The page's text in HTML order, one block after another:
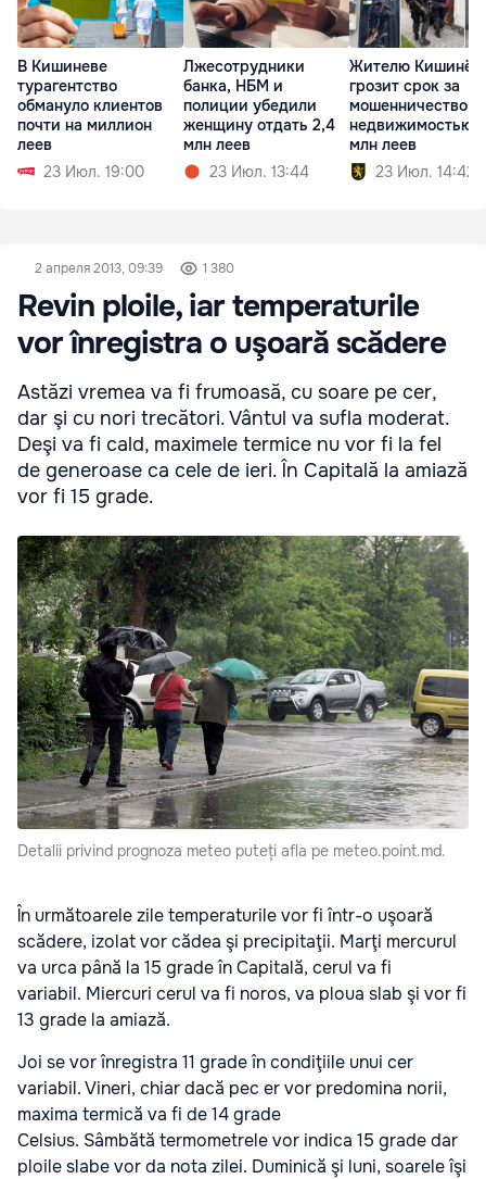
В Кишиневе
турагентство
обмануло клиентов
почти на миллион
леев
23 Июл. 19:00
Лжесотрудники
банка, НБМ и
полиции убедили
женщину отдать 2,4
млн леев
23 Июл. 13:44
Жителю
грозит срок за
мошенничество с
недвижимостью
млн леев
23 Июл. 14:42
2 апреля 2013, 09:39 1 380
Revin ploile, iar temperaturile
vor înregistra o uşoară scădere
Astăzi vremea va fi frumoasă, cu soare pe cer,
dar şi cu nori trecători. Vântul va sufla moderat.
Deşi va fi cald, maximele termice nu vor fi la fel
de generoase ca cele de ieri. În Capitală la amiază
vor fi 15 grade.
Detalii privind prognoza meteo puteți afla pe meteo.point.md.
În următoarele zile temperaturile vor fi într-o uşoară
scădere, izolat vor cădea şi precipitaţii. Marţi mercurul
va urca până la 15 grade în Capitală, cerul va fi
variabil. Miercuri cerul va fi noros, va ploua slab şi vor fi
13 grade la amiază.
Joi se vor înregistra 11 grade în condiţiile unui cer
variabil. Vineri, chiar dacă pec er vor predomina norii,
maxima termică va fi de 14 grade
Celsius. Sâmbătă termometrele vor indica 15 grade dar
ploile slabe vor da nota zilei. Duminică şi luni, soarele îşi